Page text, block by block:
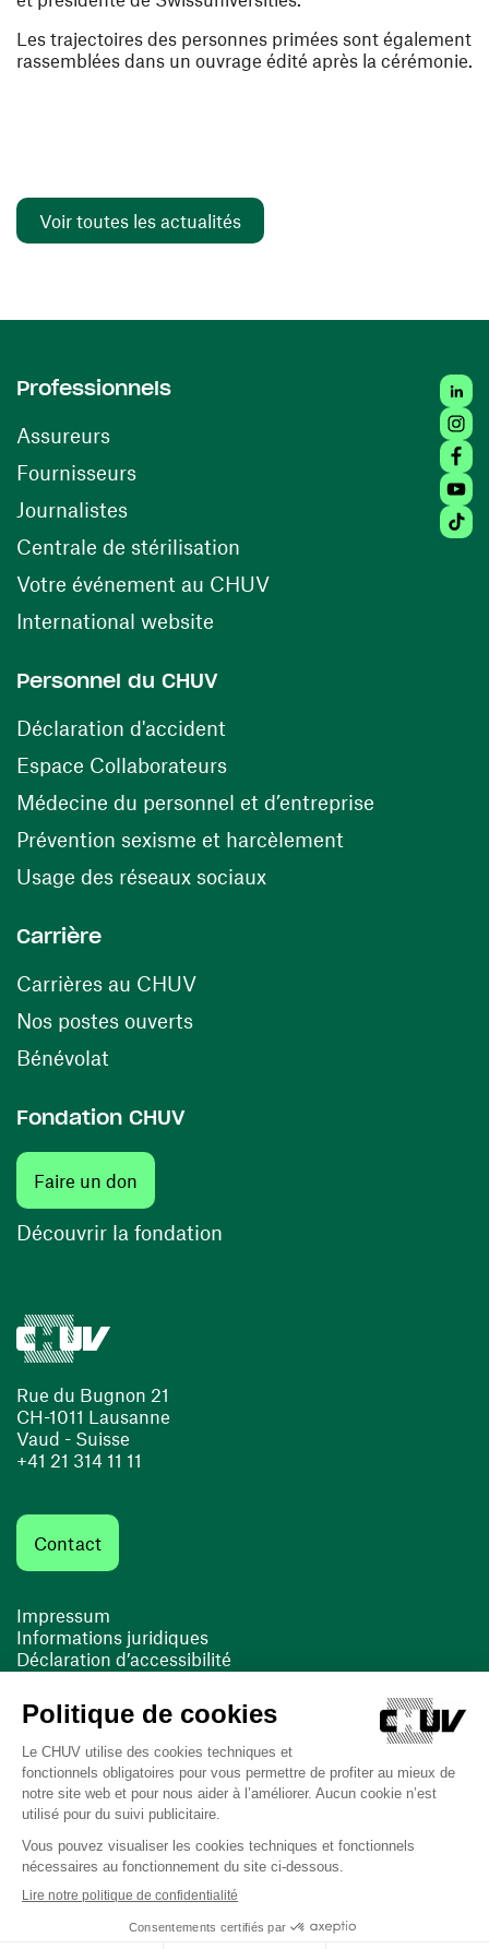
Les trajectoires des personnes primées sont également
rassemblées dans un ouvrage édité après la cérémonie.
Voir toutes les actualités
Rue du Bugnon 21
CH-1011 Lausanne
Vaud - Suisse
+41 21 314 11 11
Contact
Impressum
Informations juridiques
Déclaration d’accessibilité
Cookies
(ouvre une nouvelle fenêtre)
(ouvre une nouvelle fenêtre)
Professionnels
Assureurs
Fournisseurs(ouvre une nouvelle fenêtre)
Journalistes
Centrale de stérilisation (ouvre une nouvelle
Votre événement au CHUV(ouvre une nouvelle
International website
Personnel du CHUV
Déclaration d'accident
Espace Collaborateurs(ouvre une nouvelle fenêtre)
Médecine du personnel et d’entreprise
Prévention sexisme et harcèlement
Usage des réseaux sociaux(ouvre une nouvelle
Carrière
Carrières au CHUV(ouvre une nouvelle fenêtre)
Nos postes ouverts(ouvre une nouvelle fenêtre)
Bénévolat
Fondation CHUV
Faire un don
Découvrir la fondation